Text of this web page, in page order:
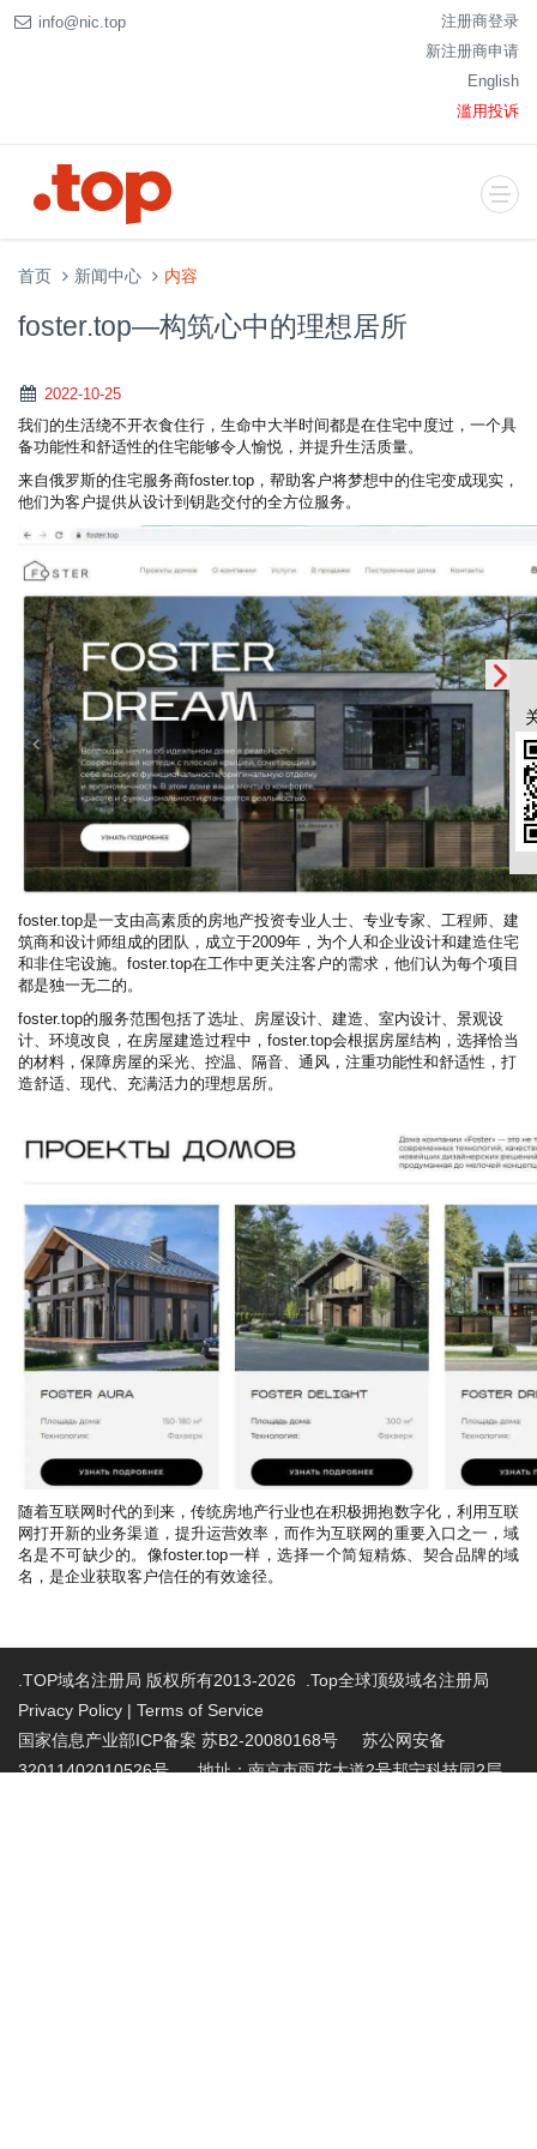
info@nic.top
注册商登录
新注册商申请
English
滥用投诉
首页 新闻中心 内容
foster.top—构筑心中的理想居所
2022-10-25
我们的生活绕不开衣食住行，生命中大半时间都是在住宅中度过，一个具
备功能性和舒适性的住宅能够令人愉悦，并提升生活质量。
来自俄罗斯的住宅服务商foster.top，帮助客户将梦想中的住宅变成现实，
他们为客户提供从设计到钥匙交付的全方位服务。
foster.top是一支由高素质的房地产投资专业人士、专业专家、工程师、建
筑商和设计师组成的团队，成立于2009年，为个人和企业设计和建造住宅
和非住宅设施。foster.top在工作中更关注客户的需求，他们认为每个项目
都是独一无二的。
foster.top的服务范围包括了选址、房屋设计、建造、室内设计、景观设
计、环境改良，在房屋建造过程中，foster.top会根据房屋结构，选择恰当
的材料，保障房屋的采光、控温、隔音、通风，注重功能性和舒适性，打
造舒适、现代、充满活力的理想居所。
随着互联网时代的到来，传统房地产行业也在积极拥抱数字化，利用互联
网打开新的业务渠道，提升运营效率，而作为互联网的重要入口之一，域
名是不可缺少的。像foster.top一样，选择一个简短精炼、契合品牌的域
名，是企业获取客户信任的有效途径。
.TOP域名注册局 版权所有2013-2026 .Top全球顶级域名注册局
Privacy Policy | Terms of Service
国家信息产业部ICP备案 苏B2-20080168号 苏公网安备
32011402010526号 地址：南京市雨花大道2号邦宁科技园2层